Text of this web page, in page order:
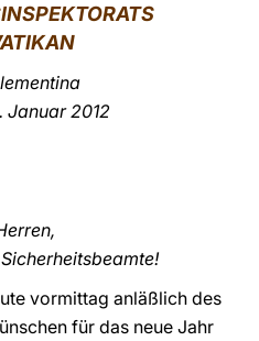
LATINE
Januar 2012
vormittag anläßlich des
für das neue Jahr